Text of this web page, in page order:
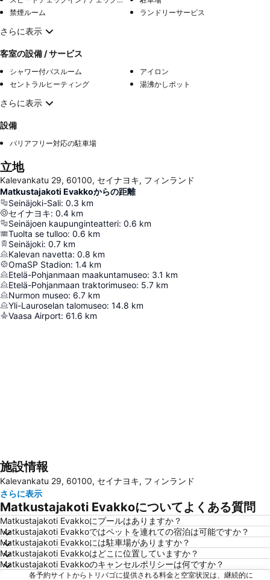
禁煙ルーム
ランドリーサービス
さらに表示
客室の設備 / サービス
シャワー付バスルーム
アイロン
セントラルヒーティング
湯沸かしポット
さらに表示
設備
バリアフリー対応の駐車場
立地
Kalevankatu 29, 60100, セイナヨキ, フィンランド
Matkustajakoti Evakkoからの距離
Seinäjoki-Sali: 0.3 km
セイナヨキ: 0.4 km
Seinäjoen kaupunginteatteri: 0.6 km
Tuolta se tulloo: 0.6 km
Seinäjoki: 0.7 km
Kalevan navetta: 0.8 km
OmaSP Stadion: 1.4 km
Etelä-Pohjanmaan maakuntamuseo: 3.1 km
Etelä-Pohjanmaan traktorimuseo: 5.7 km
Nurmon museo: 6.7 km
Yli-Lauroselan talomuseo: 14.8 km
Vaasa Airport: 61.6 km
地図を拡大
施設情報
Kalevankatu 29, 60100, セイナヨキ, フィンランド
さらに表示
Matkustajakoti Evakkoについてよくある質問
Matkustajakoti Evakkoにプールはありますか？
Matkustajakoti Evakkoではペットを連れての宿泊は可能ですか？
Matkustajakoti Evakkoには駐車場がありますか？
Matkustajakoti Evakkoはどこに位置していますか？
Matkustajakoti Evakkoのキャンセルポリシーは何ですか？
各予約サイトからトリバゴに提供される料金と空室状況は、継続的に